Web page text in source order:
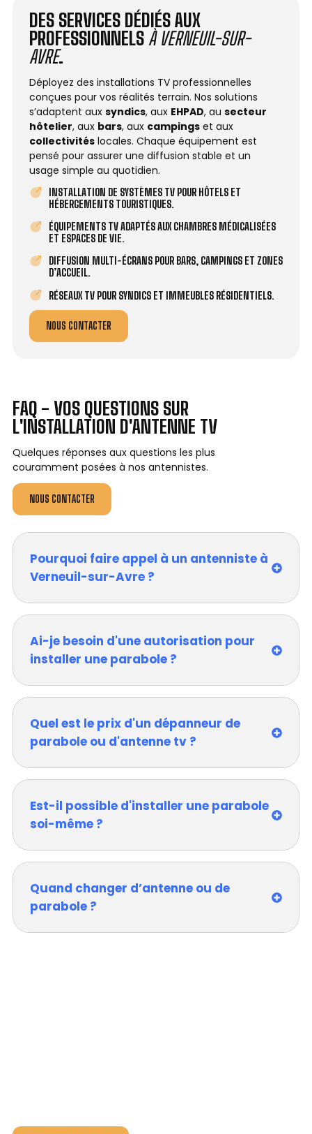
DES SERVICES DÉDIÉS AUX
PROFESSIONNELS À VERNEUIL-SUR-
AVRE.
Déployez des installations TV professionnelles
conçues pour vos réalités terrain. Nos solutions
s’adaptent aux syndics, aux EHPAD, au secteur
hôtelier, aux bars, aux campings et aux
collectivités locales. Chaque équipement est
pensé pour assurer une diffusion stable et un
usage simple au quotidien.
INSTALLATION DE SYSTÈMES TV POUR HÔTELS ET
HÉBERGEMENTS TOURISTIQUES.
ÉQUIPEMENTS TV ADAPTÉS AUX CHAMBRES MÉDICALISÉES
ET ESPACES DE VIE.
DIFFUSION MULTI-ÉCRANS POUR BARS, CAMPINGS ET ZONES
D’ACCUEIL.
RÉSEAUX TV POUR SYNDICS ET IMMEUBLES RÉSIDENTIELS.
NOUS CONTACTER
FAQ - VOS QUESTIONS SUR
L'INSTALLATION D'ANTENNE TV
Quelques réponses aux questions les plus
couramment posées à nos antennistes.
NOUS CONTACTER
Pourquoi faire appel à un antenniste à
Verneuil-sur-Avre ?
Ai-je besoin d'une autorisation pour
installer une parabole ?
Quel est le prix d'un dépanneur de
parabole ou d'antenne tv ?
Est-il possible d'installer une parabole
soi-même ?
Quand changer d’antenne ou de
parabole ?